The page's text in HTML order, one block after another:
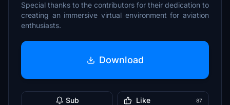
Special thanks to the contributors for their dedication to
creating an immersive virtual environment for aviation
enthusiasts.
Download
Sub Like 87